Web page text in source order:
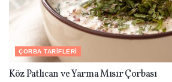
ÇORBA TARIFLERI
Köz Patlıcan ve Yarma Mısır Çorbası